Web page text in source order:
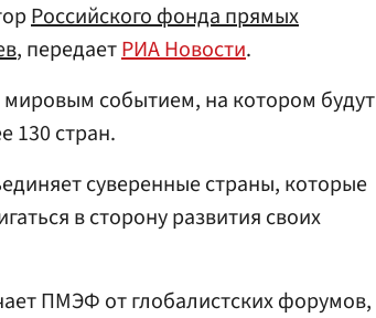
Российского фонда прямых
, передаетРИА Новости.
событием, на котором будут
130 стран.
суверенные страны, которые
в сторону развития своих
ПМЭФ от глобалистских форумов,